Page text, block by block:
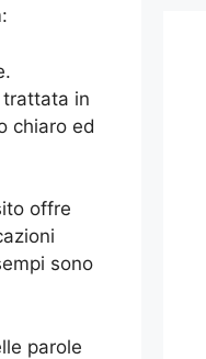
trattata in
chiaro ed
offre
sono
parole